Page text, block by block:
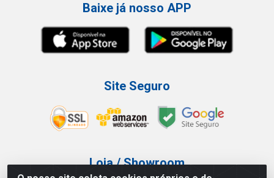
Baixe já nosso APP
Site Seguro
Loja / Showroom